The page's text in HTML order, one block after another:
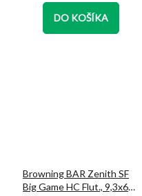
5
hviezdičiek.
DO KOŠÍKA
Browning BAR Zenith SF
Big Game HC Flut., 9,3x62,